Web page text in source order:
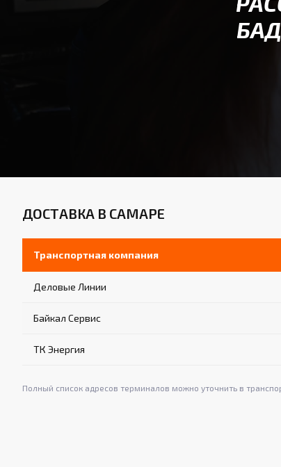
ДОСТАВКА В САМАРЕ
Транспортная компания
Деловые Линии
Байкал Сервис
ТК Энергия
Полный список адресов терминалов можно уточнить в